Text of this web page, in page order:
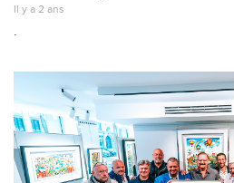
Il y a 2 ans
.